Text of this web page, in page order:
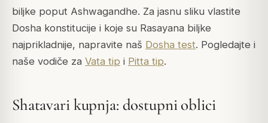
biljke poput Ashwagandhe. Za jasnu sliku vlastite
Dosha konstitucije i koje su Rasayana biljke
najprikladnije, napravite naš Dosha test. Pogledajte i
naše vodiče za Vata tip i Pitta tip.
Shatavari kupnja: dostupni oblici